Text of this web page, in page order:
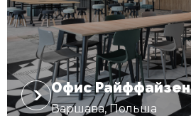
Офис
Варшава, Польша